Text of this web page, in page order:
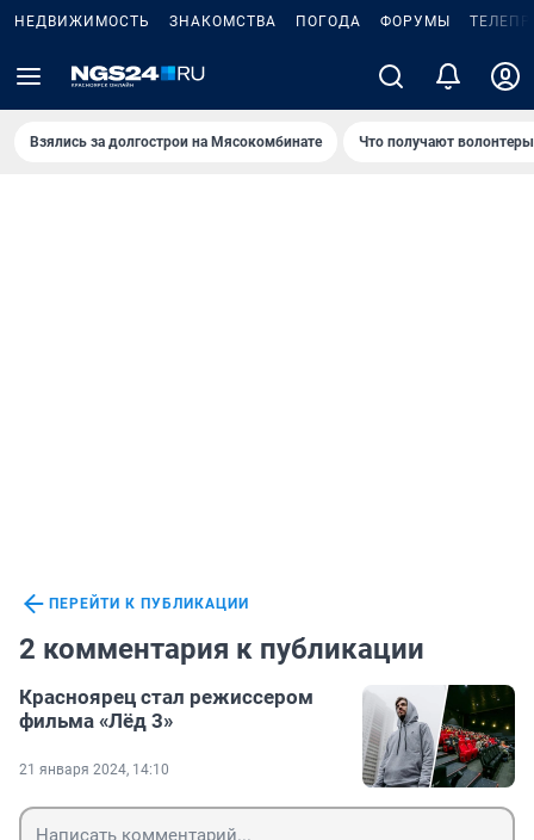
НЕДВИЖИМОСТЬ ЗНАКОМСТВА ПОГОДА ФОРУМЫ
Взялись за долгострои на Мясокомбинате Что получают
ПЕРЕЙТИ К ПУБЛИКАЦИИ
2 комментария к публикации
Красноярец стал режиссером
фильма «Лёд 3»
21 января 2024, 14:10